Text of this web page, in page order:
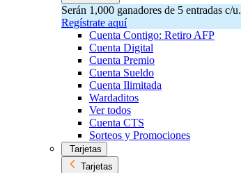
Serán 1,000 ganadores de 5 entradas c/u.
Regístrate aquí
Cuenta Contigo: Retiro AFP
Cuenta Digital
Cuenta Premio
Cuenta Sueldo
Cuenta Ilimitada
Wardaditos
Ver todos
Cuenta CTS
Sorteos y Promociones
Tarjetas
Tarjetas